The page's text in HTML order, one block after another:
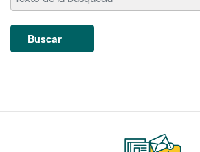
Buscar